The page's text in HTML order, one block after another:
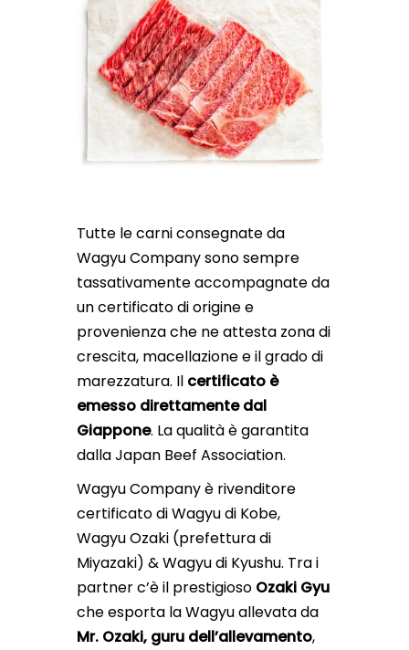
Tutte le carni consegnate da
Wagyu Company sono sempre
tassativamente accompagnate da
un certificato di origine e
provenienza che ne attesta zona di
crescita, macellazione e il grado di
marezzatura. Il certificato è
emesso direttamente dal
Giappone. La qualità è garantita
dalla Japan Beef Association.
Wagyu Company è rivenditore
certificato di Wagyu di Kobe,
Wagyu Ozaki (prefettura di
Miyazaki) & Wagyu di Kyushu. Tra i
partner c’è il prestigioso Ozaki Gyu
che esporta la Wagyu allevata da
Mr. Ozaki, guru dell’allevamento,